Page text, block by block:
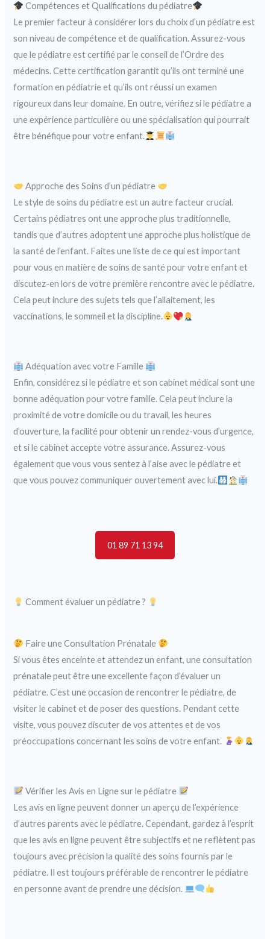
Compétences et Qualifications du pédiatre
Le premier facteur à considérer lors du choix d’un pédiatre est
son niveau de compétence et de qualification. Assurez-vous
que le pédiatre est certifié par le conseil de l’Ordre des
médecins. Cette certification garantit qu’ils ont terminé une
formation en pédiatrie et qu’ils ont réussi un examen
rigoureux dans leur domaine. En outre, vérifiez si le pédiatre a
une expérience particulière ou une spécialisation qui pourrait
être bénéfique pour votre enfant.
Approche des Soins d’un pédiatre
Le style de soins du pédiatre est un autre facteur crucial.
Certains pédiatres ont une approche plus traditionnelle,
tandis que d’autres adoptent une approche plus holistique de
la santé de l’enfant. Faites une liste de ce qui est important
pour vous en matière de soins de santé pour votre enfant et
discutez-en lors de votre première rencontre avec le pédiatre.
Cela peut inclure des sujets tels que l’allaitement, les
vaccinations, le sommeil et la discipline.
Adéquation avec votre Famille
Enfin, considérez si le pédiatre et son cabinet médical sont une
bonne adéquation pour votre famille. Cela peut inclure la
proximité de votre domicile ou du travail, les heures
d’ouverture, la facilité pour obtenir un rendez-vous d’urgence,
et si le cabinet accepte votre assurance. Assurez-vous
également que vous vous sentez à l’aise avec le pédiatre et
que vous pouvez communiquer ouvertement avec lui.
01 89 71 13 94
Comment évaluer un pédiatre ?
Faire une Consultation Prénatale
Si vous êtes enceinte et attendez un enfant, une consultation
prénatale peut être une excellente façon d’évaluer un
pédiatre. C’est une occasion de rencontrer le pédiatre, de
visiter le cabinet et de poser des questions. Pendant cette
visite, vous pouvez discuter de vos attentes et de vos
préoccupations concernant les soins de votre enfant.
Vérifier les Avis en Ligne sur le pédiatre
Les avis en ligne peuvent donner un aperçu de l’expérience
d’autres parents avec le pédiatre. Cependant, gardez à l’esprit
que les avis en ligne peuvent être subjectifs et ne reflètent pas
toujours avec précision la qualité des soins fournis par le
pédiatre. Il est toujours préférable de rencontrer le pédiatre
en personne avant de prendre une décision.